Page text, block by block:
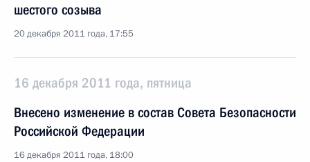
шестого созыва
20 декабря 2011 года, 17:55
16 декабря 2011 года, пятница
Внесено изменение в состав Совета Безопасности
Российской Федерации
16 декабря 2011 года, 18:00